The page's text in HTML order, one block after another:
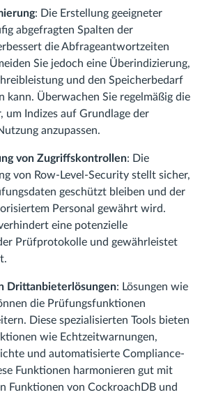
: Die Erstellung geeigneter
abgefragten Spalten der
die Abfrageantwortzeiten
Sie jedoch eine Überindizierung,
und den Speicherbedarf
kann. Überwachen Sie regelmäßig die
um Indizes auf Grundlage der
anzupassen.
von Zugriffskontrollen: Die
von Row-Level-Security stellt sicher,
geschützt bleiben und der
Personal gewährt wird.
eine potenzielle
Prüfprotokolle und gewährleistet
Drittanbieterlösungen: Lösungen wie
die Prüfungsfunktionen
Diese spezialisierten Tools bieten
wie Echtzeitwarnungen,
und automatisierte Compliance-
Funktionen harmonieren gut mit
Funktionen von CockroachDB und